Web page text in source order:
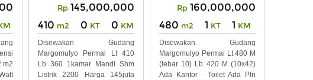
m2
Rp 145,000,000
410 m2 0 KT 0 KM
Disewakan Gudang
Margomulyo Permai Lt 410
Lb 360 1kamar Mandi Shm
Listrik 2200 Harga 145juta
Rp 160,000,000
480 m2 1 KT 1 KM
Disewakan Gudang
Margomulyo Permai Lt 480 M
(lebar 10) Lb 420 M (10x42)
Ada Kantor - Toilet Ada Pln